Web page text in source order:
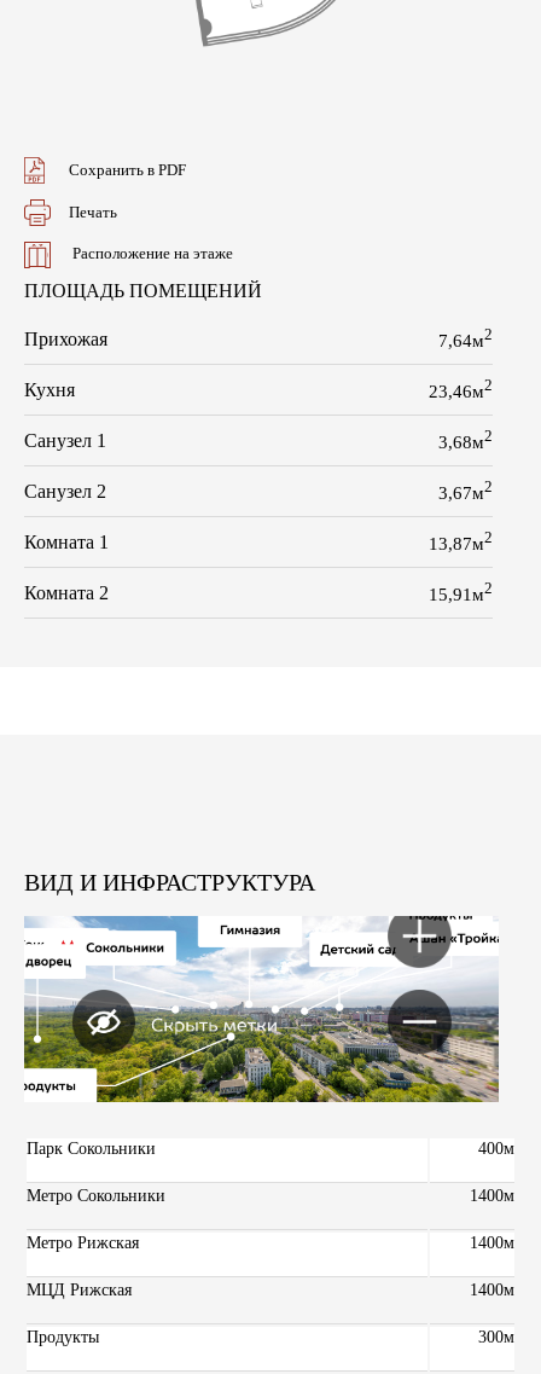
Сохранить в PDF
Печать
Расположение на этаже
ПЛОЩАДЬ ПОМЕЩЕНИЙ
Прихожая 7,64м2
Кухня 23,46м2
Санузел 1 3,68м2
Санузел 2 3,67м2
Комната 1 13,87м2
Комната 2 15,91м2
ВИД И ИНФРАСТРУКТУРА
Парк Сокольники 400м
Метро Сокольники 1400м
Метро Рижская 1400м
МЦД Рижская 1400м
Продукты 300м